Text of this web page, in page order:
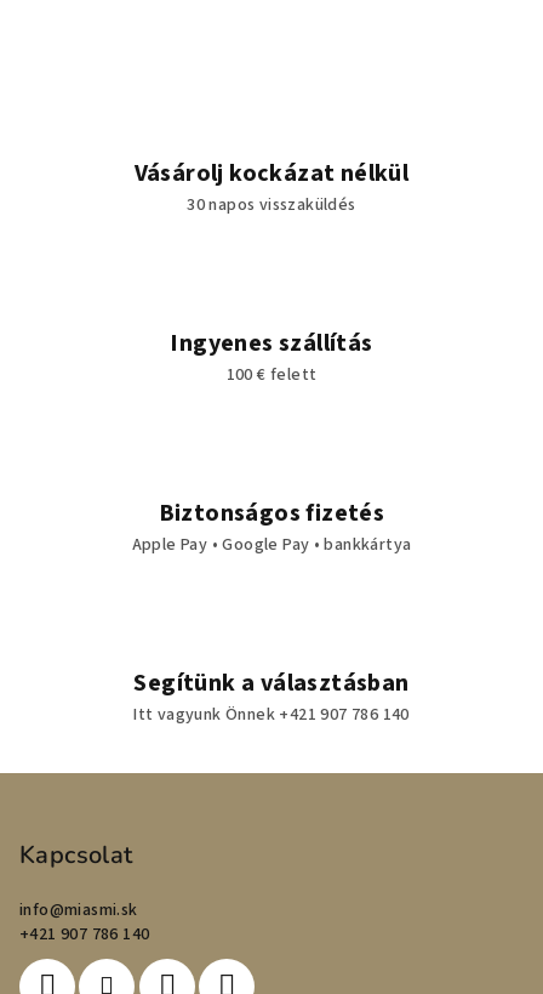
Vásárolj kockázat nélkül
30 napos visszaküldés
Ingyenes szállítás
100 € felett
Biztonságos fizetés
Apple Pay • Google Pay • bankkártya
Segítünk a választásban
Itt vagyunk Önnek +421 907 786 140
Kapcsolat
info@miasmi.sk
+421 907 786 140